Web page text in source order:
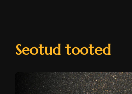
Seotud tooted